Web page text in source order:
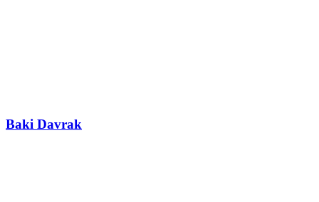
Baki Davrak